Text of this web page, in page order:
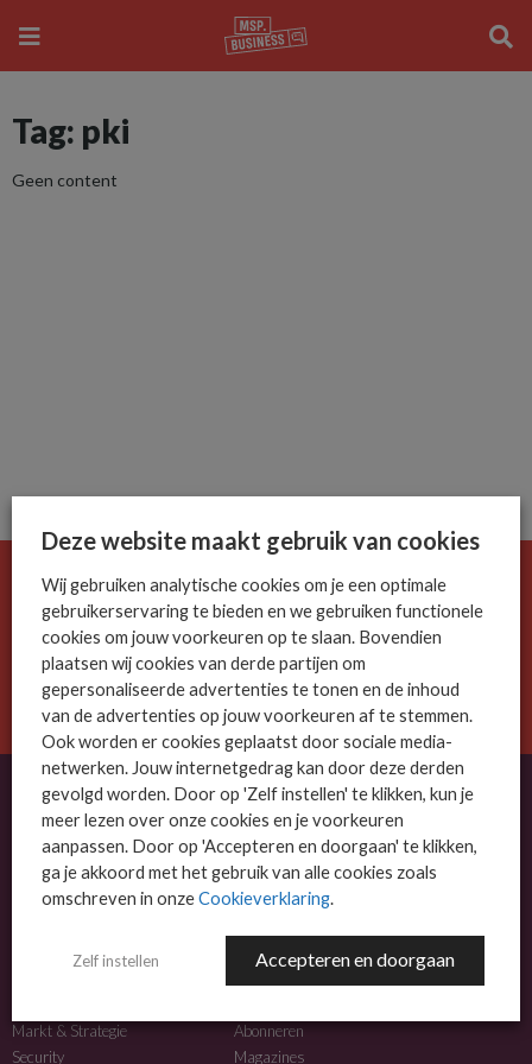
Tag: pki
Geen content
De ICT-wereld is snel. Mis niets.
Meld je nu aan voor de MSP Business nieuwsbrief.
AANMELDEN
OVER MSP BUSINESS
MSP Business is het kennisplatform voor IT-dienstverleners met MKB-focus.
NIEUWS
Markt & Strategie
Security
MEER INFO
Abonneren
Magazines
Deze website maakt gebruik van cookies
Wij gebruiken analytische cookies om je een optimale
gebruikerservaring te bieden en we gebruiken functionele
cookies om jouw voorkeuren op te slaan. Bovendien
plaatsen wij cookies van derde partijen om
gepersonaliseerde advertenties te tonen en de inhoud
van de advertenties op jouw voorkeuren af te stemmen.
Ook worden er cookies geplaatst door sociale media-
netwerken. Jouw internetgedrag kan door deze derden
gevolgd worden. Door op 'Zelf instellen' te klikken, kun je
meer lezen over onze cookies en je voorkeuren
aanpassen. Door op 'Accepteren en doorgaan' te klikken,
ga je akkoord met het gebruik van alle cookies zoals
omschreven in onzeCookieverklaring.
Zelf instellen Accepteren en doorgaan